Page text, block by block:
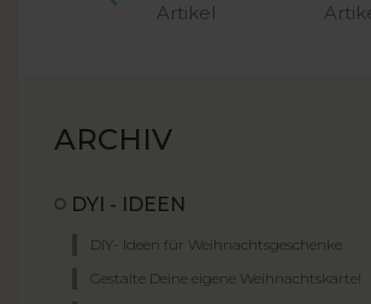
Artikel
ARCHIV
DYI - IDEEN
DIY- Ideen für Weihnachtsgeschenke
Gestalte Deine eigene Weihnachtskarte!